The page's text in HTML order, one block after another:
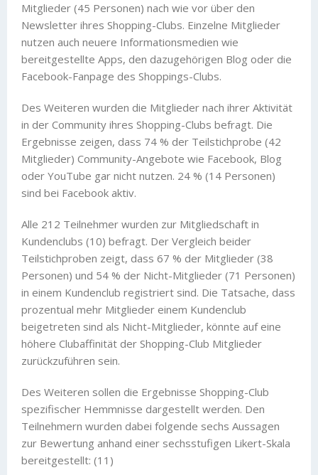
Mitglieder (45 Personen) nach wie vor über den
Newsletter ihres Shopping-Clubs. Einzelne Mitglieder
nutzen auch neuere Informationsmedien wie
bereitgestellte Apps, den dazugehörigen Blog oder die
Facebook-Fanpage des Shoppings-Clubs.
Des Weiteren wurden die Mitglieder nach ihrer Aktivität
in der Community ihres Shopping-Clubs befragt. Die
Ergebnisse zeigen, dass 74 % der Teilstichprobe (42
Mitglieder) Community-Angebote wie Facebook, Blog
oder YouTube gar nicht nutzen. 24 % (14 Personen)
sind bei Facebook aktiv.
Alle 212 Teilnehmer wurden zur Mitgliedschaft in
Kundenclubs (10) befragt. Der Vergleich beider
Teilstichproben zeigt, dass 67 % der Mitglieder (38
Personen) und 54 % der Nicht-Mitglieder (71 Personen)
in einem Kundenclub registriert sind. Die Tatsache, dass
prozentual mehr Mitglieder einem Kundenclub
beigetreten sind als Nicht-Mitglieder, könnte auf eine
höhere Clubaffinität der Shopping-Club Mitglieder
zurückzuführen sein.
Des Weiteren sollen die Ergebnisse Shopping-Club
spezifischer Hemmnisse dargestellt werden. Den
Teilnehmern wurden dabei folgende sechs Aussagen
zur Bewertung anhand einer sechsstufigen Likert-Skala
bereitgestellt: (11)